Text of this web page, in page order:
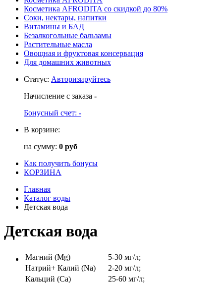
Косметика AFRODITA со скидкой до 80%
Соки, нектары, напитки
Витамины и БАД
Безалкогольные бальзамы
Растительные масла
Овощная и фруктовая консервация
Для домашних животных
Статус: Авторизируйтесь
Начисление с заказа -
Бонусный счет: -
В корзине:
на сумму: 0 руб
Как получить бонусы
КОРЗИНА
Главная
Каталог воды
Детская вода
Детская вода
Магний (Mg)
5-30 мг/л;
Натрий+ Калий (Na)
2-20 мг/л;
Кальций (Ca)
25-60 мг/л;